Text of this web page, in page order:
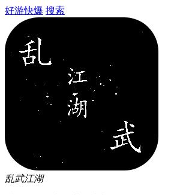
好游快爆 搜索
乱武江湖